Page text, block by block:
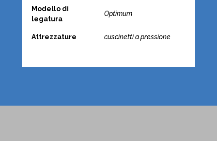
Modello di
legatura
Optimum
Attrezzature cuscinetti a pressione